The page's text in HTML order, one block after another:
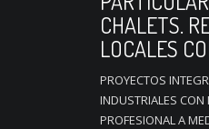
CHALETS.
LOCALES
PROYECTOS
INDUSTRIALES
PROFESIONAL A